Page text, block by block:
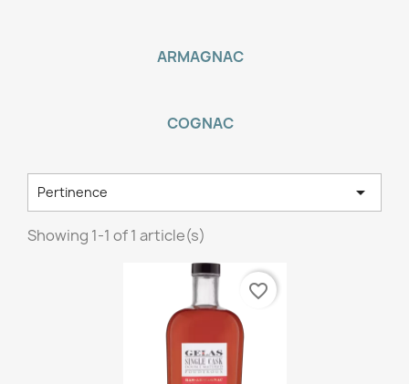
ARMAGNAC
COGNAC
Pertinence 
Showing 1-1 of 1 article(s)
favorite_border